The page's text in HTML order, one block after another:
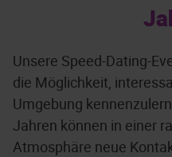
Unsere Speed-Dating-
die Möglichkeit,
Umgebung
Jahren können in einer
Atmosphäre neue